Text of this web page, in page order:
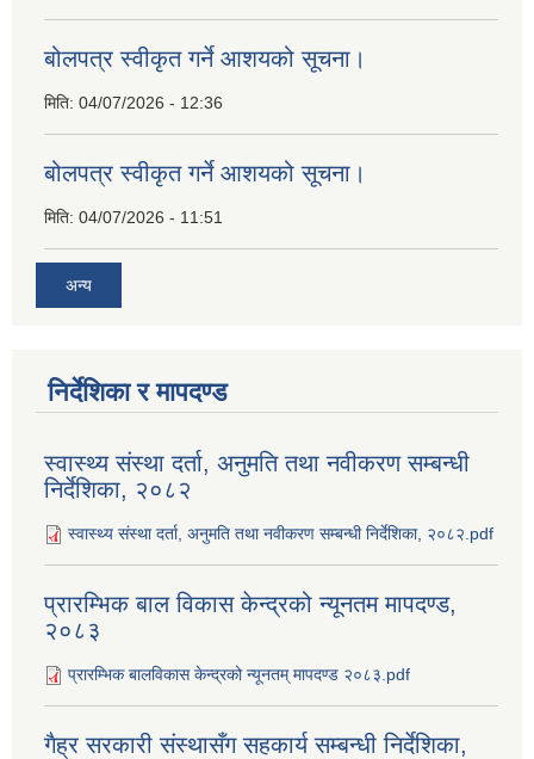
बोलपत्र स्वीकृत गर्ने आशयको सूचना।
मिति: 04/07/2026 - 12:36
बोलपत्र स्वीकृत गर्ने आशयको सूचना।
मिति: 04/07/2026 - 11:51
अन्य
निर्देशिका र मापदण्ड
स्वास्थ्य संस्था दर्ता, अनुमति तथा नवीकरण सम्बन्धी
निर्देशिका, २०८२
स्वास्थ्य संस्था दर्ता, अनुमति तथा नवीकरण सम्बन्धी निर्देशिका, २०८२.pdf
प्रारम्भिक बाल विकास केन्द्रको न्यूनतम मापदण्ड,
२०८३
प्रारम्भिक बालविकास केन्द्रको न्यूनतम् मापदण्ड २०८३.pdf
गैह्र सरकारी संस्थासँग सहकार्य सम्बन्धी निर्देशिका,